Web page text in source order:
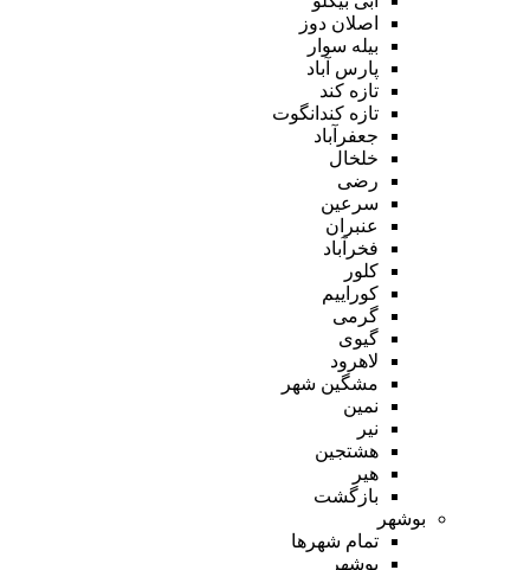
اصلان دوز
بیله سوار
پارس آباد
تازه کند
تازه کندانگوت
جعفرآباد
خلخال
رضی
سرعین
عنبران
فخرآباد
کلور
کوراییم
گرمی
گیوی
لاهرود
مشگین شهر
نمین
نیر
هشتجین
هیر
بازگشت
بوشهر
تمام شهر‌ها
بوشهر